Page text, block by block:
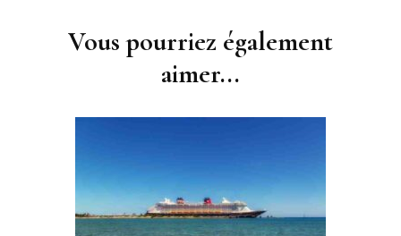
Vous pourriez également
aimer...